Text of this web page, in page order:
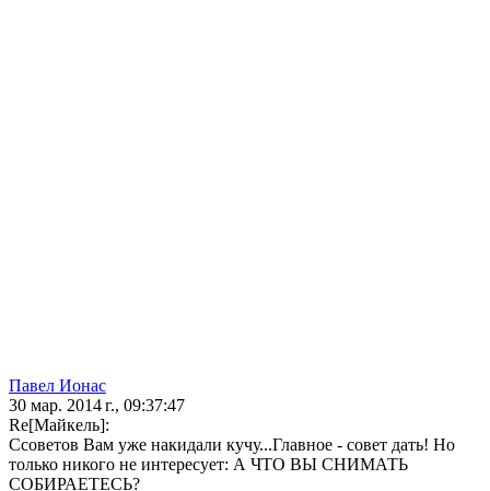
Павел Ионас
30 мар. 2014 г., 09:37:47
Re[Майкель]:
Cсоветов Вам уже накидали кучу...Главное - совет дать! Но
только никого не интересует: А ЧТО ВЫ СНИМАТЬ
СОБИРАЕТЕСЬ?